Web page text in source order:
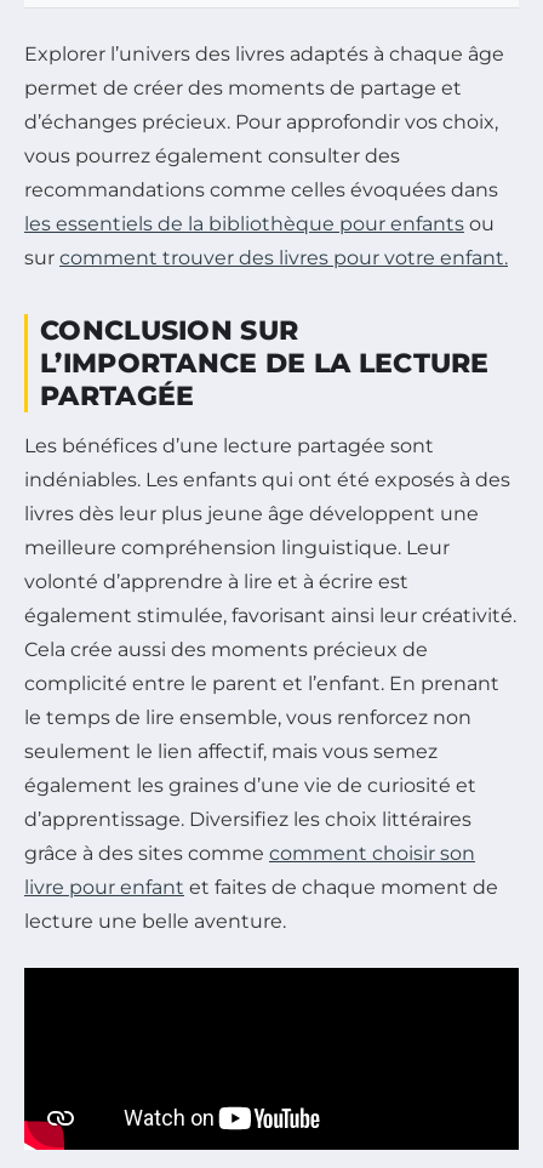
Explorer l’univers des livres adaptés à chaque âge
permet de créer des moments de partage et
d’échanges précieux. Pour approfondir vos choix,
vous pourrez également consulter des
recommandations comme celles évoquées dans
les essentiels de la bibliothèque pour enfants ou
sur comment trouver des livres pour votre enfant.
CONCLUSION SUR
L’IMPORTANCE DE LA LECTURE
PARTAGÉE
Les bénéfices d’une lecture partagée sont
indéniables. Les enfants qui ont été exposés à des
livres dès leur plus jeune âge développent une
meilleure compréhension linguistique. Leur
volonté d’apprendre à lire et à écrire est
également stimulée, favorisant ainsi leur créativité.
Cela crée aussi des moments précieux de
complicité entre le parent et l’enfant. En prenant
le temps de lire ensemble, vous renforcez non
seulement le lien affectif, mais vous semez
également les graines d’une vie de curiosité et
d’apprentissage. Diversifiez les choix littéraires
grâce à des sites comme comment choisir son
livre pour enfant et faites de chaque moment de
lecture une belle aventure.